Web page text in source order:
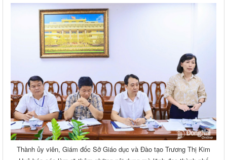
Thành ủy viên, Giám đốc Sở Giáo dục và Đào tạo Trương Thị Kim